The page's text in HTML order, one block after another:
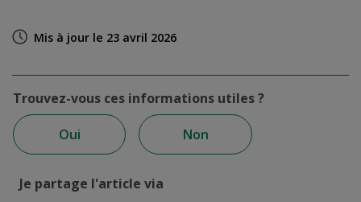
Mis à jour le 23 avril 2026
Trouvez-vous ces informations utiles ?
Oui Non
Je partage l'article via